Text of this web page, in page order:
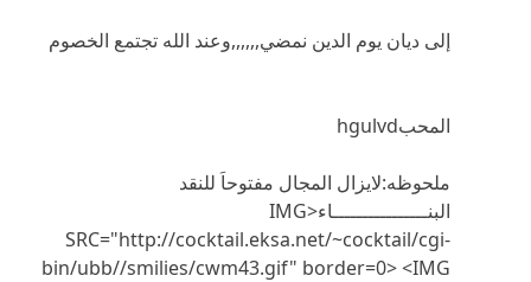
إلى ديان يوم الدين نمضي,,,,,,وعند الله تجتمع الخصوم
المحبhgulvd
ملحوظه:لايزال المجال مفتوحاَ للنقد
البنــــــــــــــــاء<IMG
SRC="http://cocktail.eksa.net/~cocktail/cgi-
bin/ubb//smilies/cwm43.gif" border=0> <IMG